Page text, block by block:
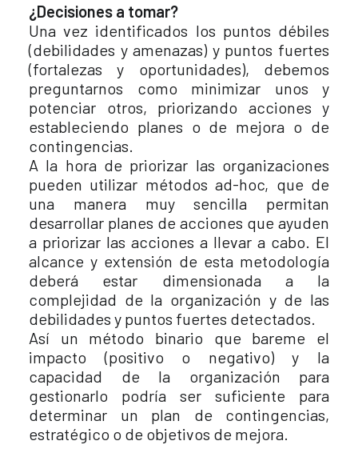
¿Decisiones a tomar?
Una vez identificados los puntos débiles
(debilidades y amenazas) y puntos fuertes
(fortalezas y oportunidades), debemos
preguntarnos como minimizar unos y
potenciar otros, priorizando acciones y
estableciendo planes o de mejora o de
contingencias.
A la hora de priorizar las organizaciones
pueden utilizar métodos ad-hoc, que de
una manera muy sencilla permitan
desarrollar planes de acciones que ayuden
a priorizar las acciones a llevar a cabo. El
alcance y extensión de esta metodología
deberá estar dimensionada a la
complejidad de la organización y de las
debilidades y puntos fuertes detectados.
Así un método binario que bareme el
impacto (positivo o negativo) y la
capacidad de la organización para
gestionarlo podría ser suficiente para
determinar un plan de contingencias,
estratégico o de objetivos de mejora.